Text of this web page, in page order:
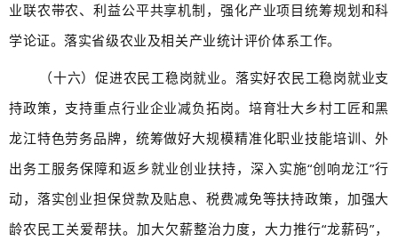
业联农带农、利益公平共享机制，强化产业项目统筹规划和科
学论证。落实省级农业及相关产业统计评价体系工作。
（十六）促进农民工稳岗就业。落实好农民工稳岗就业支
持政策，支持重点行业企业减负拓岗。培育壮大乡村工匠和黑
龙江特色劳务品牌，统筹做好大规模精准化职业技能培训、外
出务工服务保障和返乡就业创业扶持，深入实施“创响龙江”行
动，落实创业担保贷款及贴息、税费减免等扶持政策，加强大
龄农民工关爱帮扶。加大欠薪整治力度，大力推行“龙薪码”，